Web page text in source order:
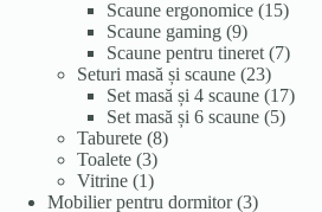
produse
Scaune ergonomice 1515
Scaune gaming 99
produse
Scaune pentru tineret 77
Seturi masă și scaune 2323
de
produse
Set masă și 4 scaune 1717
Set masă și 6 scaune 55
Taburete 88
Toalete 33
produse
Vitrine 11
produs
Mobilier pentru dormitor 33